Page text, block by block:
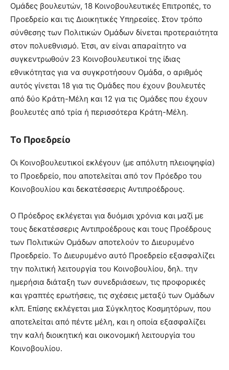
Ομάδες βουλευτών, 18 Κοινοβουλευτικές Επιτροπές, το
Προεδρείο και τις Διοικητικές Υπηρεσίες. Στον τρόπο
σύνθεσης των Πολιτικών Ομάδων δίνεται προτεραιότητα
στον πολυεθνισμό. Έτσι, αν είναι απαραίτητο να
συγκεντρωθούν 23 Κοινοβουλευτικοί της ίδιας
εθνικότητας για να συγκροτήσουν Ομάδα, ο αριθμός
αυτός γίνεται 18 για τις Ομάδες που έχουν βουλευτές
από δύο Κράτη-Μέλη και 12 για τις Ομάδες που έχουν
βουλευτές από τρία ή περισσότερα Κράτη-Μέλη.
Το Προεδρείο
Οι Κοινοβουλευτικοί εκλέγουν (με απόλυτη πλειοψηφία)
το Προεδρείο, που αποτελείται από τον Πρόεδρο του
Κοινοβουλίου και δεκατέσσερις Αντιπροέδρους.
Ο Πρόεδρος εκλέγεται για δυόμισι χρόνια και μαζί με
τους δεκατέσσερις Αντιπροέδρους και τους Προέδρους
των Πολιτικών Ομάδων αποτελούν το Διευρυμένο
Προεδρείο. Το Διευρυμένο αυτό Προεδρείο εξασφαλίζει
την πολιτική λειτουργία του Κοινοβουλίου, δηλ. την
ημερήσια διάταξη των συνεδριάσεων, τις προφορικές
και γραπτές ερωτήσεις, τις σχέσεις μεταξύ των Ομάδων
κλπ. Επίσης εκλέγεται μια Σύγκλητος Κοσμητόρων, που
αποτελείται από πέντε μέλη, και η οποία εξασφαλίζει
την καλή διοικητική και οικονομική λειτουργία του
Κοινοβουλίου.